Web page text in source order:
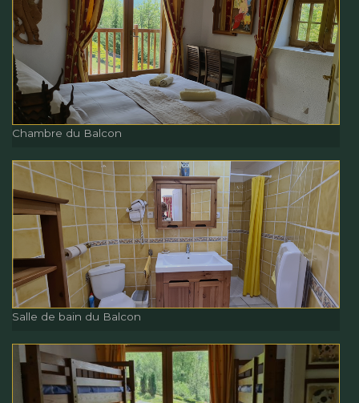
Chambre du Balcon
Chambre du Balcon
Chambre du Balcon
Salle de bain du Balcon